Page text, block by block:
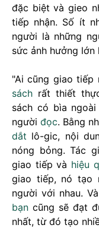
đặc biệt và gieo
tiếp nhận. Số ít
người là những
sức ảnh hưởng
"Ai cũng giao tiếp
sách rất thiết
sách có bìa
người đọc. Bằng
dắt lô-gic, nội
nóng bỏng. Tác
giao tiếp và hiệu
giao tiếp, nó tạo
người với nhau.
bạn cũng sẽ đạt
nhất, từ đó tạo